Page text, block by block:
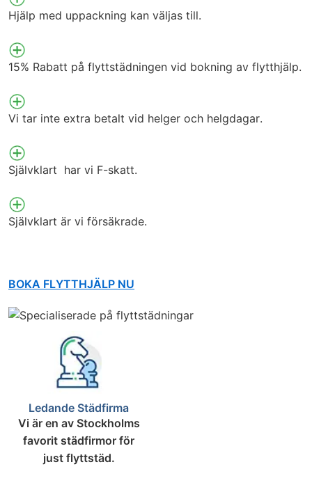
Hjälp med uppackning kan väljas till.
15% Rabatt på flyttstädningen vid bokning av flytthjälp.
Vi tar inte extra betalt vid helger och helgdagar.
Självklart har vi F-skatt.
Självklart är vi försäkrade.
BOKA FLYTTHJÄLP NU
Ledande Städfirma
Vi är en av Stockholms
favorit städfirmor för
just flyttstäd.